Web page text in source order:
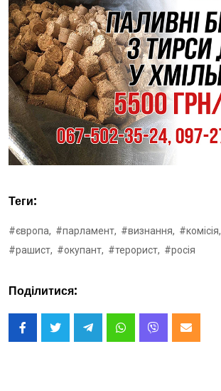
Теги:
#європа, #парламент, #визнання, #комісія,
#рашист, #окупант, #терорист, #росія
Поділитися: